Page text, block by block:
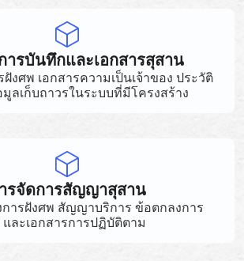
ารบันทึกและเอกสารสุสาน
งศพ เอกสารความเป็นเจ้าของ ประวัติ
ลเก็บถาวรในระบบที่มีโครงสร้าง
รจัดการสัญญาสุสาน
ารฝังศพ สัญญาบริการ ข้อตกลงการ
ละเอกสารการปฏิบัติตาม